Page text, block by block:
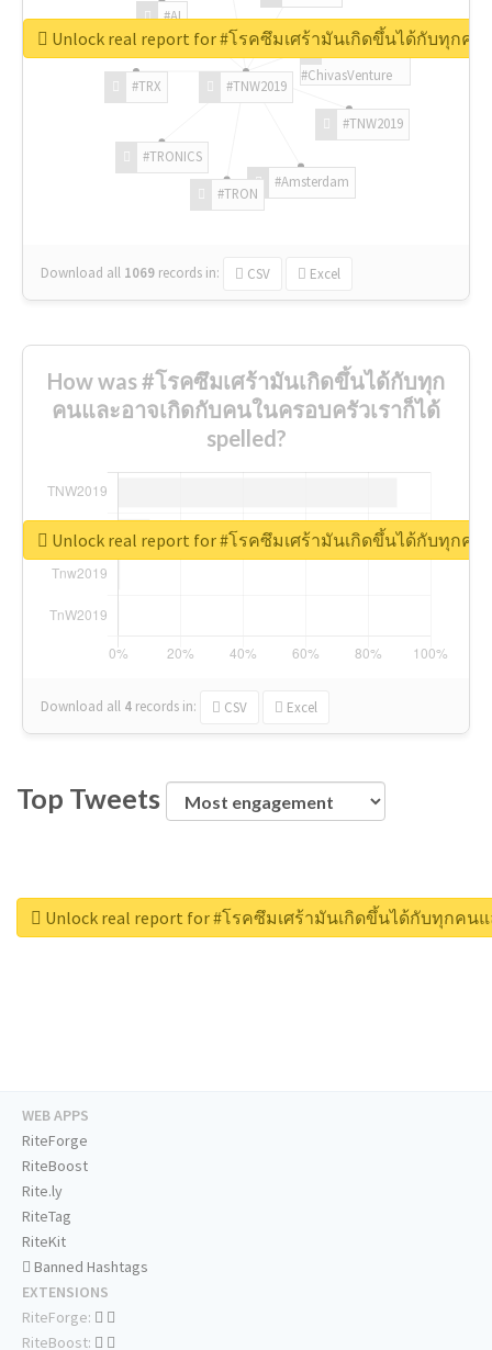
#TNW2019
#TNW2019
#Amsterdam
#TRON
#TRONICS
#TRX
#AI
#ChivasVenture
Download all 1069 records in: CSV Excel
Unlock real report for #โรคซึมเศร้ามันเกิดขึ้นได้กับทุกค
How was #โรคซึมเศร้ามันเกิดขึ้นได้กับทุก
คนและอาจเกิดกับคนในครอบครัวเราก็ได้
spelled?
Download all 4 records in: CSV Excel
Unlock real report for #โรคซึมเศร้ามันเกิดขึ้นได้กับทุกค
Top Tweets
Unlock real report for #โรคซึมเศร้ามันเกิดขึ้นได้กับทุกคน
WEB APPS
RiteForge
RiteBoost
Rite.ly
RiteTag
RiteKit
Banned Hashtags
EXTENSIONS
RiteForge:
RiteBoost: